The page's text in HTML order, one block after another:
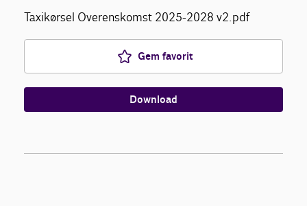
Taxikørsel Overenskomst 2025-2028 v2.pdf
Gem favorit
Download